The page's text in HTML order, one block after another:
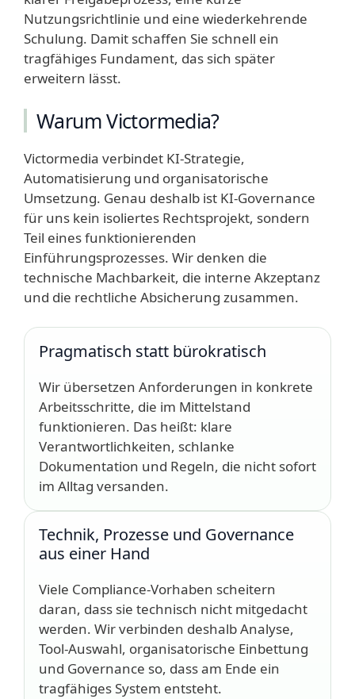
Nutzungsrichtlinie und eine wiederkehrende
Schulung. Damit schaffen Sie schnell ein
tragfähiges Fundament, das sich später
erweitern lässt.
Warum Victormedia?
Victormedia verbindet KI-Strategie,
Automatisierung und organisatorische
Umsetzung. Genau deshalb ist KI-Governance
für uns kein isoliertes Rechtsprojekt, sondern
Teil eines funktionierenden
Einführungsprozesses. Wir denken die
technische Machbarkeit, die interne Akzeptanz
und die rechtliche Absicherung zusammen.
Pragmatisch statt bürokratisch
Wir übersetzen Anforderungen in konkrete
Arbeitsschritte, die im Mittelstand
funktionieren. Das heißt: klare
Verantwortlichkeiten, schlanke
Dokumentation und Regeln, die nicht sofort
im Alltag versanden.
Technik, Prozesse und Governance
aus einer Hand
Viele Compliance-Vorhaben scheitern
daran, dass sie technisch nicht mitgedacht
werden. Wir verbinden deshalb Analyse,
Tool-Auswahl, organisatorische Einbettung
und Governance so, dass am Ende ein
tragfähiges System entsteht.